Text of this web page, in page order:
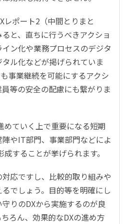
レポート2（中間とりまと
と、直ちに行うべきアクショ
ン化や業務プロセスのデジタ
ル化などが掲げられていま
事業継続を可能にするアクシ
等の安全の配慮にも繋がりま
めていく上で重要になる短期
やIT部門、事業部門などによ
することが挙げられます。
応ですし、比較的取り組みや
でしょう。目的等を明確にし
りのDXから実施するのが良
ろん、効果的なDXの進め方